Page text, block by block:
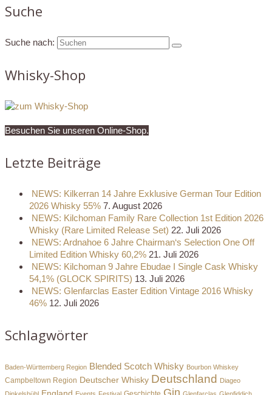
Suche
Suche nach:
Whisky-Shop
Besuchen Sie unseren Online-Shop.
Letzte Beiträge
NEWS: Kilkerran 14 Jahre Exklusive German Tour Edition
2026 Whisky 55% 7. August 2026
NEWS: Kilchoman Family Rare Collection 1st Edition 2026
Whisky (Rare Limited Release Set) 22. Juli 2026
NEWS: Ardnahoe 6 Jahre Chairman‘s Selection One Off
Limited Edition Whisky 60,2% 21. Juli 2026
NEWS: Kilchoman 9 Jahre Ebudae I Single Cask Whisky
54,1% (GLOCK SPIRITS) 13. Juli 2026
NEWS: Glenfarclas Easter Edition Vintage 2016 Whisky
46% 12. Juli 2026
Schlagwörter
Baden-Württemberg Region Blended Scotch Whisky Bourbon Whiskey
Campbeltown Region Deutscher Whisky Deutschland Diageo
Gin